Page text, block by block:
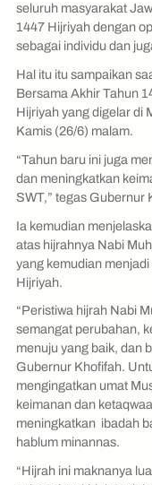
seluruh masyarakat
1447 Hijriyah dengan
sebagai individu dan
Hal itu itu sampaikan
Bersama Akhir Tahun
Hijriyah yang digelar di
Kamis (26/6) malam.
“Tahun baru ini juga
dan meningkatkan
SWT,” tegas Gubernur
Ia kemudian
atas hijrahnya Nabi
yang kemudian
Hijriyah.
“Peristiwa hijrah Nabi
semangat perubahan,
menuju yang baik, dan
Gubernur Khofifah.
mengingatkan umat
keimanan dan
meningkatkan ibadah
hablum minannas.
“Hijrah ini maknanya